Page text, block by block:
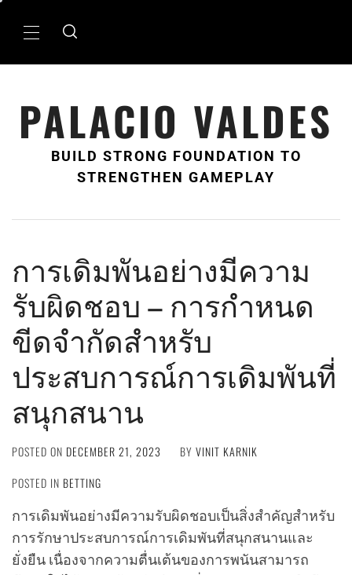
Primary
PALACIO VALDES
BUILD STRONG FOUNDATION TO
STRENGTHEN GAMEPLAY
การเดิมพันอย่างมีความ
รับผิดชอบ – การกำหนด
ขีดจำกัดสำหรับ
ประสบการณ์การเดิมพันที่
สนุกสนาน
POSTED ON DECEMBER 21, 2023 BY VINIT KARNIK
POSTED IN BETTING
การเดิมพันอย่างมีความรับผิดชอบเป็นสิ่งสำคัญสำหรับ
การรักษาประสบการณ์การเดิมพันที่สนุกสนานและ
ยั่งยืน เนื่องจากความตื่นเต้นของการพนันสามารถ